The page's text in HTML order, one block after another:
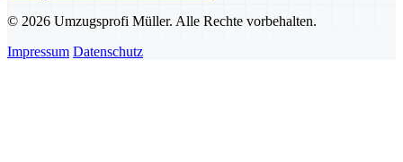
© 2026 Umzugsprofi Müller. Alle Rechte vorbehalten.
Impressum Datenschutz